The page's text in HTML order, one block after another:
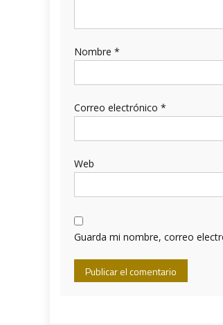
Nombre *
Correo electrónico *
Web
Guarda mi nombre, correo